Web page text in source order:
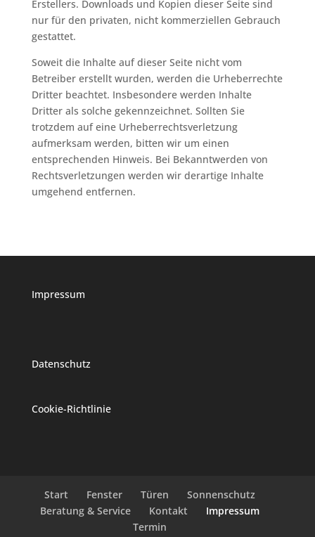
Erstellers. Downloads und Kopien dieser Seite sind
nur für den privaten, nicht kommerziellen Gebrauch
gestattet.
Soweit die Inhalte auf dieser Seite nicht vom
Betreiber erstellt wurden, werden die Urheberrechte
Dritter beachtet. Insbesondere werden Inhalte
Dritter als solche gekennzeichnet. Sollten Sie
trotzdem auf eine Urheberrechtsverletzung
aufmerksam werden, bitten wir um einen
entsprechenden Hinweis. Bei Bekanntwerden von
Rechtsverletzungen werden wir derartige Inhalte
umgehend entfernen.
Impressum
Datenschutz
Cookie-Richtlinie
Start Fenster Türen
Sonnenschutz
Beratung & Service
Kontakt
Impressum
Termin